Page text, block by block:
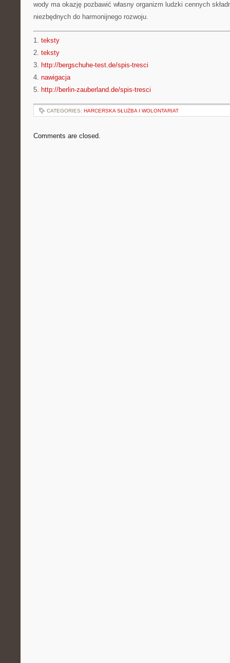
wody ma okazję pozbawić własny organizm ludzki cennych
niezbędnych do harmonijnego rozwoju.
1. teksty
2. teksty
3. http://bergschuhe-test.de/spis-tresci
4. nawigacja
5. http://berlin-zauberland.de/spis-tresci
CATEGORIES: HARCERSKA SŁUŻBA I WOLONTARIAT
Comments are closed.